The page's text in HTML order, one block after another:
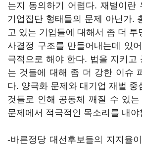
는지 동의하기 어렵다. 재벌이란
기업집단 형태들의 문제 아닌가.
고 있는 기업들에 대해서 좀 더 투
사결정 구조를 만들어내는데 있
극적으로 해야 한다. 법을 지키고
는 것들에 대해 좀 더 강한 이슈
다. 양극화 문제와 대기업 재벌 중
것들로 인해 공동체 깨질 수 있
문제에서 적극적인 목소리를 내
-바른정당 대선후보들의 지지율